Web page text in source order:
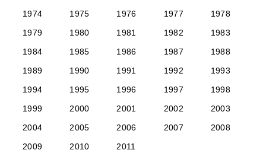
1974
1975 1976 1977
1978
1979
1980 1981 1982
1983
1984
1985 1986 1987
1988
1989
1990 1991 1992
1993
1994
1995 1996 1997
1998
1999
2000 2001 2002
2003
2004
2005 2006 2007
2008
2009
2010 2011